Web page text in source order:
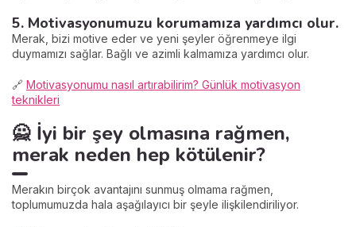
5. Motivasyonumuzu korumamıza yardımcı olur.
Merak, bizi motive eder ve yeni şeyler öğrenmeye ilgi
duymamızı sağlar. Bağlı ve azimli kalmamıza yardımcı olur.
🔗 Motivasyonumu nasıl artırabilirim? Günlük motivasyon
teknikleri
🙅 İyi bir şey olmasına rağmen,
merak neden hep kötülenir?
Merakın birçok avantajını sunmuş olmama rağmen,
toplumumuzda hala aşağılayıcı bir şeyle ilişkilendiriliyor.